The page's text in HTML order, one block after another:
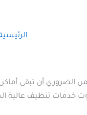
من الضروري أن تبقى
خدمات تنظيف